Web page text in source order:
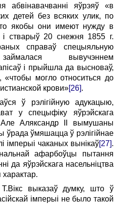
абвінавачванні яўрэяў «в
детей без всяких улик, по
якобы они имеют нужду в
і стварыў 20 снежня 1855 г.
справаў спецыяльную
вывучэннем
і прыйшла да высноваў,
«чтобы могло относиться до
крови»[26].
ў рэлігійную адукацыю,
у спецыфіку яўрэйскага
Але Аляксандр II вымушаны
ўмяшацца ў рэлігійнае
імперыі чаканых вынікаў[27].
афарбоўцы пытання
да яўрэйскага насельніцтва
характар.
выказаў думку, што ў
імперыі не было такой